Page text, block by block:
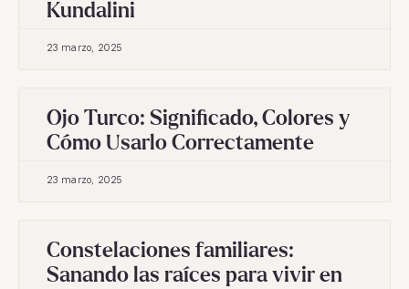
Kundalini
23 marzo, 2025
Ojo Turco: Significado, Colores y
Cómo Usarlo Correctamente
23 marzo, 2025
Constelaciones familiares:
Sanando las raíces para vivir en